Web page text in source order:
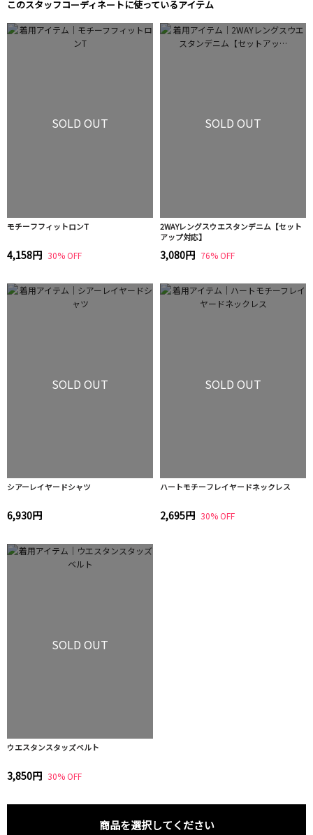
このスタッフコーディネートに使っているアイテム
SOLD OUT
モチーフフィットロンT
4,158円 30% OFF
SOLD OUT
2WAYレングスウエスタンデニム【セット
アップ対応】
3,080円 76% OFF
SOLD OUT
シアーレイヤードシャツ
6,930円
SOLD OUT
ハートモチーフレイヤードネックレス
2,695円 30% OFF
SOLD OUT
ウエスタンスタッズベルト
3,850円 30% OFF
商品を選択してください